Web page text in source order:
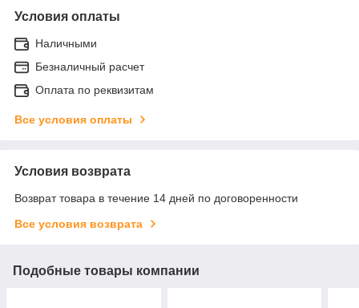
Условия оплаты
Наличными
Безналичный расчет
Оплата по реквизитам
Все условия оплаты
Условия возврата
Возврат товара в течение 14 дней по договоренности
Все условия возврата
Подобные товары компании